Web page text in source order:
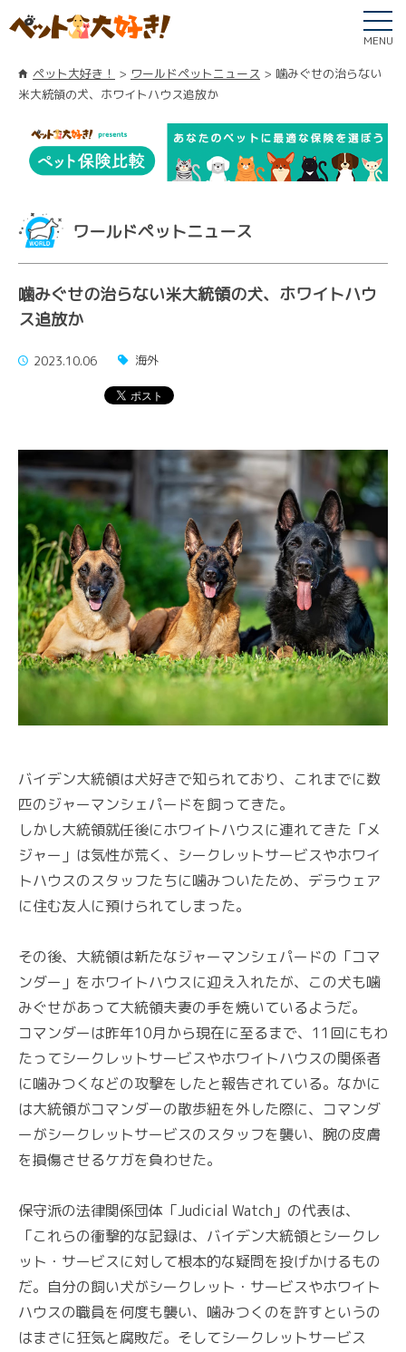
MENU
ペット大好き！ ワールドペットニュース
噛みぐせの治らない
米大統領の犬、ホワイトハウス追放か
ワールドペットニュース
噛みぐせの治らない米大統領の犬、ホワイトハウ
ス追放か
2023.10.06 海外
バイデン大統領は犬好きで知られており、これまでに数
匹のジャーマンシェパードを飼ってきた。
しかし大統領就任後にホワイトハウスに連れてきた「メ
ジャー」は気性が荒く、シークレットサービスやホワイ
トハウスのスタッフたちに噛みついたため、デラウェア
に住む友人に預けられてしまった。
その後、大統領は新たなジャーマンシェパードの「コマ
ンダー」をホワイトハウスに迎え入れたが、この犬も噛
みぐせがあって大統領夫妻の手を焼いているようだ。
コマンダーは昨年10月から現在に至るまで、11回にもわ
たってシークレットサービスやホワイトハウスの関係者
に噛みつくなどの攻撃をしたと報告されている。なかに
は大統領がコマンダーの散歩紐を外した際に、コマンダ
ーがシークレットサービスのスタッフを襲い、腕の皮膚
を損傷させるケガを負わせた。
保守派の法律関係団体「Judicial Watch」の代表は、
「これらの衝撃的な記録は、バイデン大統領とシークレ
ット・サービスに対して根本的な疑問を投げかけるもの
だ。自分の飼い犬がシークレット・サービスやホワイト
ハウスの職員を何度も襲い、噛みつくのを許すというの
はまさに狂気と腐敗だ。そしてシークレットサービス